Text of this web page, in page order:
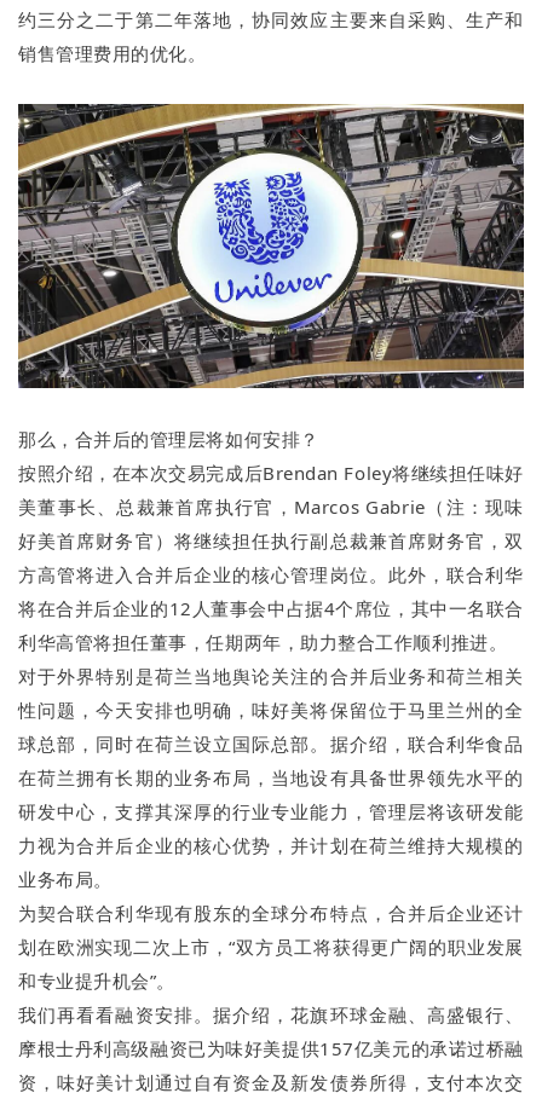
约三分之二于第二年落地，协同效应主要来自采购、生产和
销售管理费用的优化。
那么，合并后的管理层将如何安排？
按照介绍，在本次交易完成后Brendan Foley将继续担任味好
美董事长、总裁兼首席执行官，Marcos Gabrie（注：现味
好美首席财务官）将继续担任执行副总裁兼首席财务官，双
方高管将进入合并后企业的核心管理岗位。此外，联合利华
将在合并后企业的12人董事会中占据4个席位，其中一名联合
利华高管将担任董事，任期两年，助力整合工作顺利推进。
对于外界特别是荷兰当地舆论关注的合并后业务和荷兰相关
性问题，今天安排也明确，味好美将保留位于马里兰州的全
球总部，同时在荷兰设立国际总部。据介绍，联合利华食品
在荷兰拥有长期的业务布局，当地设有具备世界领先水平的
研发中心，支撑其深厚的行业专业能力，管理层将该研发能
力视为合并后企业的核心优势，并计划在荷兰维持大规模的
业务布局。
为契合联合利华现有股东的全球分布特点，合并后企业还计
划在欧洲实现二次上市，“双方员工将获得更广阔的职业发展
和专业提升机会”。
我们再看看融资安排。据介绍，花旗环球金融、高盛银行、
摩根士丹利高级融资已为味好美提供157亿美元的承诺过桥融
资，味好美计划通过自有资金及新发债券所得，支付本次交